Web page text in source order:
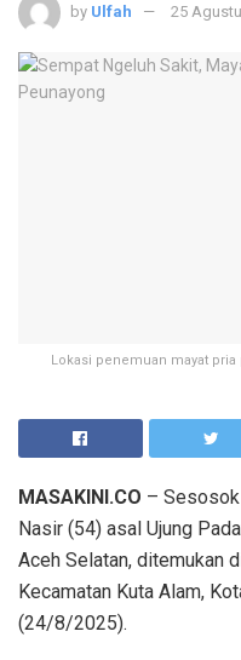
by Ulfah 25
Lokasi penemuan mayat pria
MASAKINI.CO – Sesosok
Nasir (54) asal Ujung
Aceh Selatan, ditemukan
Kecamatan Kuta Alam,
(24/8/2025).